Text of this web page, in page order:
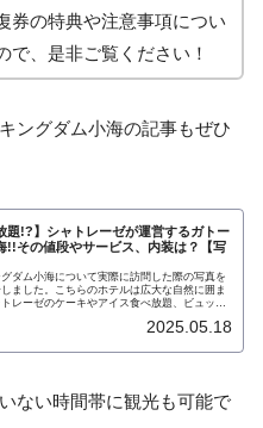
券の特典や注意事項につい
で、是非ご覧ください！
ングダム小海の記事もぜひ
題!?】シャトレーゼが運営するガトー
!!その値段やサービス、内装は？【写
ダム小海について実際に訪問した際の写真を
ました。こちらのホテルは広大な自然に囲ま
レーゼのケーキやアイス食べ放題、ビュッフ
プランもありますので、気になる方は公式ホー
2025.05.18
ない時間帯に観光も可能で